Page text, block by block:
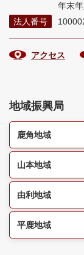
年末年
法人番号
アクセス
地域振興局
鹿角地域
山本地域
由利地域
平鹿地域